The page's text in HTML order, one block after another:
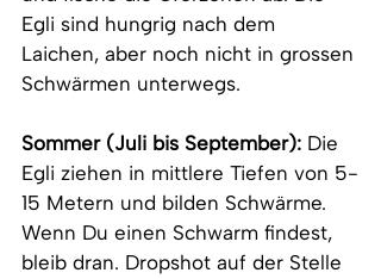
Egli sind hungrig nach dem
Laichen, aber noch nicht in grossen
Schwärmen unterwegs.
Sommer (Juli bis September): Die
Egli ziehen in mittlere Tiefen von 5-
15 Metern und bilden Schwärme.
Wenn Du einen Schwarm findest,
bleib dran. Dropshot auf der Stelle